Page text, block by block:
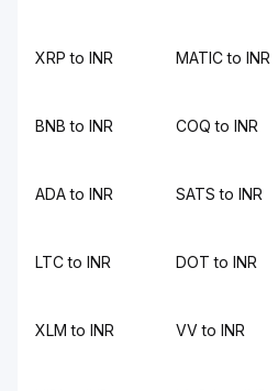
XRP to INR MATIC to INR
BNB to INR COQ to INR
ADA to INR SATS to INR
LTC to INR DOT to INR
XLM to INR VV to INR